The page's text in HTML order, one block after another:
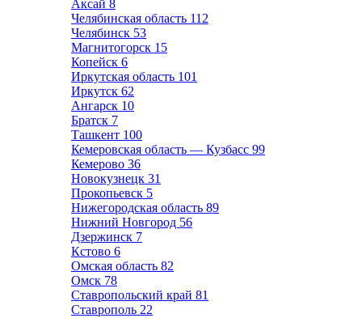
Аксай 8
Челябинская область 112
Челябинск 53
Магнитогорск 15
Копейск 6
Иркутская область 101
Иркутск 62
Ангарск 10
Братск 7
Ташкент 100
Кемеровская область — Кузбасс 99
Кемерово 36
Новокузнецк 31
Прокопьевск 5
Нижегородская область 89
Нижний Новгород 56
Дзержинск 7
Кстово 6
Омская область 82
Омск 78
Ставропольский край 81
Ставрополь 22